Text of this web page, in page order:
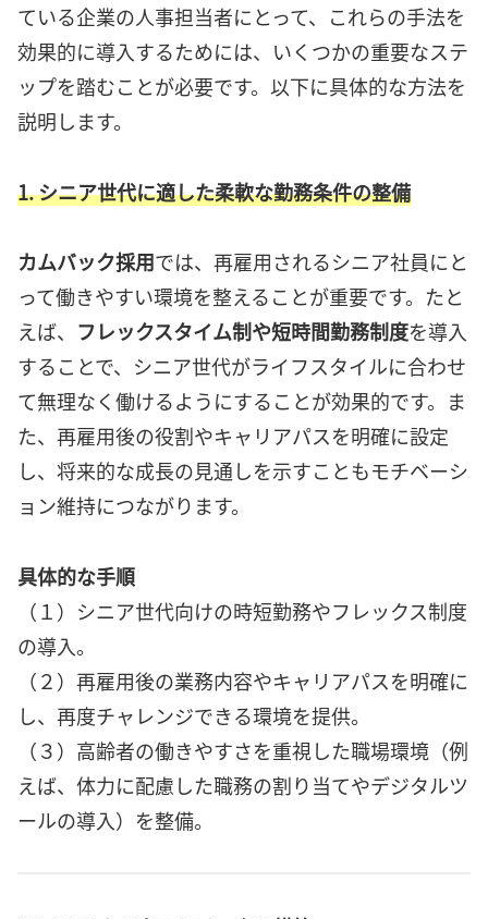
ている企業の人事担当者にとって、これらの手法を
効果的に導入するためには、いくつかの重要なステ
ップを踏むことが必要です。以下に具体的な方法を
説明します。
1. シニア世代に適した柔軟な勤務条件の整備
カムバック採用では、再雇用されるシニア社員にと
って働きやすい環境を整えることが重要です。たと
えば、 フレックスタイム制や短時間勤務制度を導入
することで、シニア世代がライフスタイルに合わせ
て無理なく働けるようにすることが効果的です。ま
た、再雇用後の役割やキャリアパスを明確に設定
し、将来的な成長の見通しを示すこともモチベーシ
ョン維持につながります。
具体的な手順
（１）シニア世代向けの時短勤務やフレックス制度
の導入。
（２）再雇用後の業務内容やキャリアパスを明確に
し、再度チャレンジできる環境を提供。
（３）高齢者の働きやすさを重視した職場環境（例
えば、体力に配慮した職務の割り当てやデジタルツ
ールの導入）を整備。